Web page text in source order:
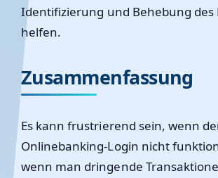
Identifizierung und Behebung des
helfen.
Zusammenfassung
Es kann frustrierend sein, wenn
Onlinebanking-Login nicht
wenn man dringende